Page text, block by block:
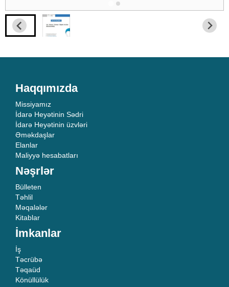
Haqqımızda
Missiyamız
İdarə Heyətinin Sədri
İdarə Heyətinin üzvləri
Əməkdaşlar
Elanlar
Maliyyə hesabatları
Nəşrlər
Bülleten
Təhlil
Məqalələr
Kitablar
İmkanlar
İş
Təcrübə
Təqaüd
Könüllülük